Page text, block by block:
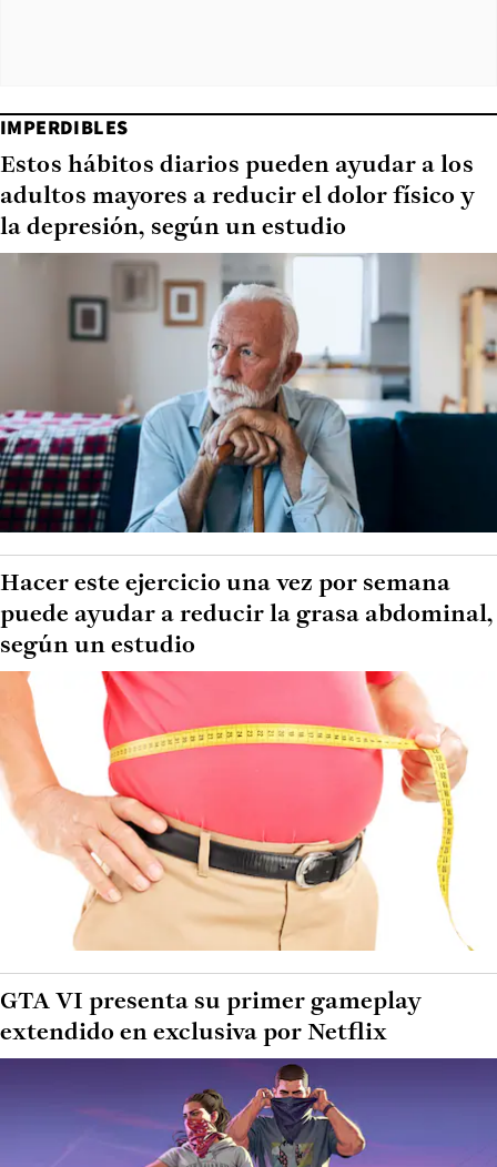
IMPERDIBLES
Estos hábitos diarios pueden ayudar a los
adultos mayores a reducir el dolor físico y
la depresión, según un estudio
Hacer este ejercicio una vez por semana
puede ayudar a reducir la grasa abdominal,
según un estudio
GTA VI presenta su primer gameplay
extendido en exclusiva por Netflix